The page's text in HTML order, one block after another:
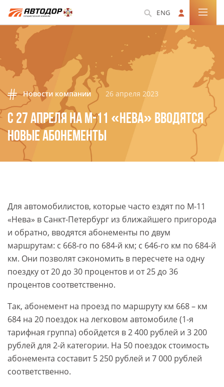
ENG
Новости компании 26 апреля 2023
С 27 АПРЕЛЯ НА М-11 «НЕВА» ВВОДЯТСЯ
НОВЫЕ АБОНЕМЕНТЫ
Для автомобилистов, которые часто ездят по М-11
«Нева» в Санкт-Петербург из ближайшего пригорода
и обратно, вводятся абонементы по двум
маршрутам: с 668-го по 684-й км; с 646-го км по 684-й
км. Они позволят сэкономить в пересчете на одну
поездку от 20 до 30 процентов и от 25 до 36
процентов соответственно.
Так, абонемент на проезд по маршруту км 668 – км
684 на 20 поездок на легковом автомобиле (1-я
тарифная группа) обойдется в 2 400 рублей и 3 200
рублей для 2-й категории. На 50 поездок стоимость
абонемента составит 5 250 рублей и 7 000 рублей
соответственно.